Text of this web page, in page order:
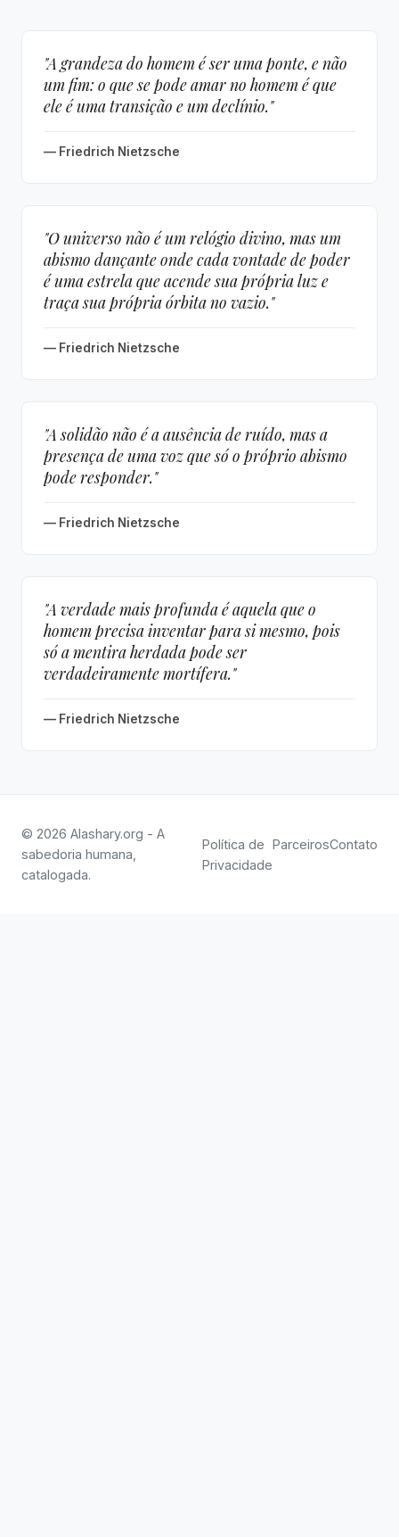
"A grandeza do homem é ser uma ponte, e não
um fim: o que se pode amar no homem é que
ele é uma transição e um declínio."
— Friedrich Nietzsche
"O universo não é um relógio divino, mas um
abismo dançante onde cada vontade de poder
é uma estrela que acende sua própria luz e
traça sua própria órbita no vazio."
— Friedrich Nietzsche
"A solidão não é a ausência de ruído, mas a
presença de uma voz que só o próprio abismo
pode responder."
— Friedrich Nietzsche
"A verdade mais profunda é aquela que o
homem precisa inventar para si mesmo, pois
só a mentira herdada pode ser
verdadeiramente mortífera."
— Friedrich Nietzsche
© 2026 Alashary.org - A
sabedoria humana,
catalogada.
Política de
Privacidade
ParceirosContato